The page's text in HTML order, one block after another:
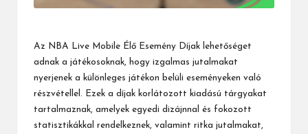
Az NBA Live Mobile Élő Esemény Díjak lehetőséget
adnak a játékosoknak, hogy izgalmas jutalmakat
nyerjenek a különleges játékon belüli eseményeken való
részvétellel. Ezek a díjak korlátozott kiadású tárgyakat
tartalmaznak, amelyek egyedi dizájnnal és fokozott
statisztikákkal rendelkeznek, valamint ritka jutalmakat,